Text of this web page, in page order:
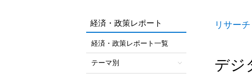
リサー
デジ
経済・政策レポート
経済・政策レポート一覧
テーマ別